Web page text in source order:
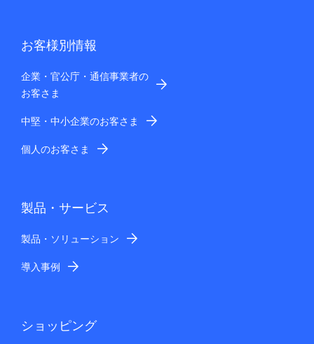
お客様別情報
企業・官公庁・通信事業者の
お客さま
中堅・中小企業のお客さま
個人のお客さま
製品・サービス
製品・ソリューション
導入事例
ショッピング